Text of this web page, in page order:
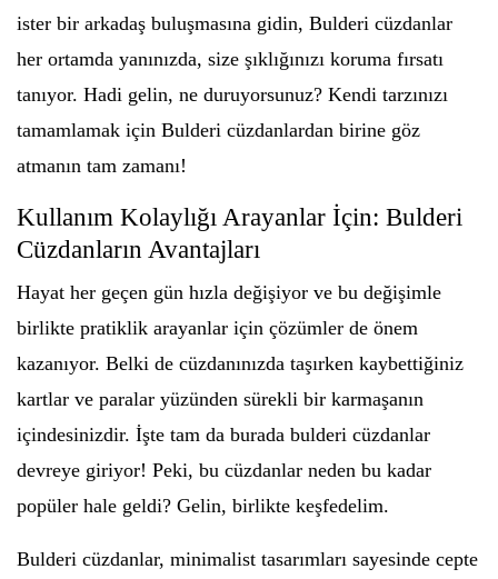
ister bir arkadaş buluşmasına gidin, Bulderi cüzdanlar
her ortamda yanınızda, size şıklığınızı koruma fırsatı
tanıyor. Hadi gelin, ne duruyorsunuz? Kendi tarzınızı
tamamlamak için Bulderi cüzdanlardan birine göz
atmanın tam zamanı!
Kullanım Kolaylığı Arayanlar İçin: Bulderi
Cüzdanların Avantajları
Hayat her geçen gün hızla değişiyor ve bu değişimle
birlikte pratiklik arayanlar için çözümler de önem
kazanıyor. Belki de cüzdanınızda taşırken kaybettiğiniz
kartlar ve paralar yüzünden sürekli bir karmaşanın
içindesinizdir. İşte tam da burada bulderi cüzdanlar
devreye giriyor! Peki, bu cüzdanlar neden bu kadar
popüler hale geldi? Gelin, birlikte keşfedelim.
Bulderi cüzdanlar, minimalist tasarımları sayesinde cepte